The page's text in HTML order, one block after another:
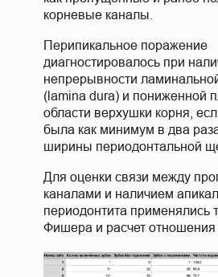
Перипикальное поражение
диагностировалось при
непрерывности
(lamina dura) и пониженной
области верхушки корня,
была как минимум в два
ширины периодонтальной
Для оценки связи между
каналами и наличием
периодонтита применялись
Фишера и расчет отношения
корневые каналы.